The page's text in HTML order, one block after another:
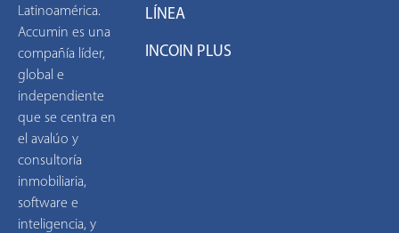
Latinoamérica.
Accumin es una
compañía líder,
global e
independiente
que se centra en
el avalúo y
consultoría
inmobiliaria,
software e
inteligencia, y
LÍNEA
INCOIN PLUS